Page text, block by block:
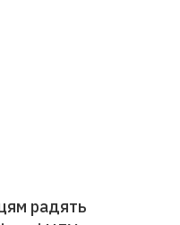
радять